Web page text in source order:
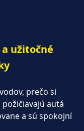
a užitočné
prečo si
autá
a sú spokojní